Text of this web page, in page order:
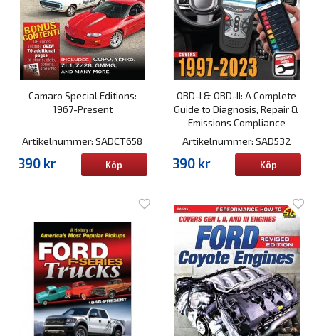
Camaro Special Editions:
1967-Present
Artikelnummer: SADCT658
390 kr Köp
OBD-I & OBD-II: A Complete
Guide to Diagnosis, Repair &
Emissions Compliance
Artikelnummer: SAD532
390 kr Köp